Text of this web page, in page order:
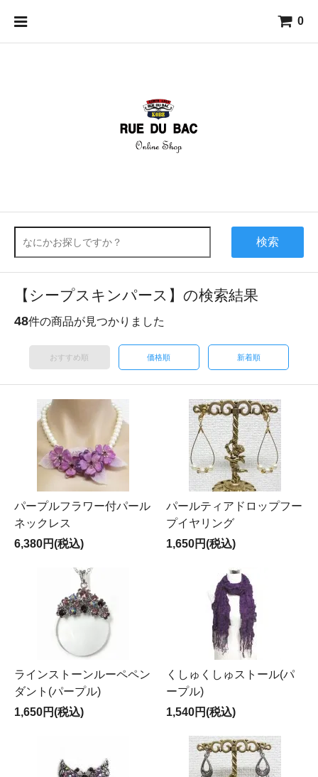
0
検索
【シープスキンパース】の検索結果
48件の商品が見つかりました
おすすめ順 価格順 新着順
パープルフラワー付パール
ネックレス
6,380円(税込)
パールティアドロップフー
プイヤリング
1,650円(税込)
ラインストーンルーペペン
ダント(パープル)
1,650円(税込)
くしゅくしゅストール(パ
ープル)
1,540円(税込)